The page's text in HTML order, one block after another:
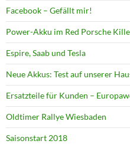
Facebook – Gefällt mir!
Power-Akku im Red Porsche
Espire, Saab und Tesla
Neue Akkus: Test auf unserer
Ersatzteile für Kunden –
Oldtimer Rallye Wiesbaden
Saisonstart 2018